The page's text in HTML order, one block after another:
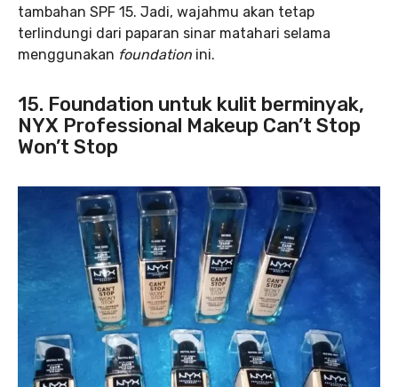
tambahan SPF 15. Jadi, wajahmu akan tetap
terlindungi dari paparan sinar matahari selama
menggunakan foundation ini.
15. Foundation untuk kulit berminyak,
NYX Professional Makeup Can’t Stop
Won’t Stop